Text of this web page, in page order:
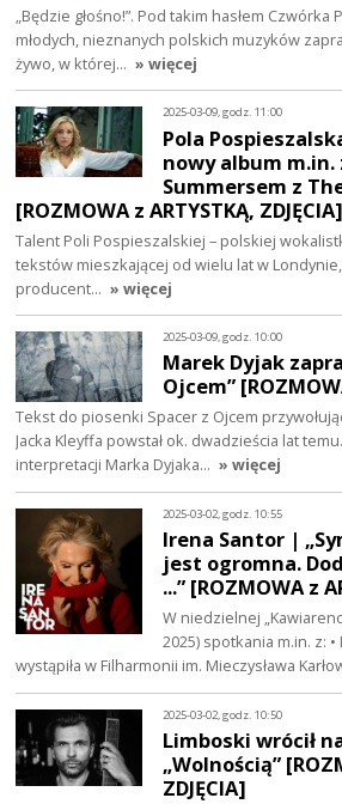
„Będzie głośno!”. Pod takim hasłem
młodych, nieznanych polskich muzyków
żywo, w której… » więcej
2025-03-09, godz. 11:00
Pola
nowy album m.in.
Summersem z
[ROZMOWA z ARTYSTKĄ, ZDJĘCIA]
Talent Poli Pospieszalskiej – polskiej
tekstów mieszkającej od wielu lat w
producent… » więcej
2025-03-09, godz. 10:00
Marek Dyjak
Ojcem”
Tekst do piosenki Spacer z Ojcem
Jacka Kleyffa powstał ok. dwadzieścia lat
interpretacji Marka Dyjaka… » więcej
2025-03-02, godz. 10:55
Irena Santor |
jest ogromna.
...” [ROZMOWA z
W niedzielnej
2025) spotkania m.in. z:
wystąpiła w Filharmonii im. Mieczysława
2025-03-02, godz. 10:50
Limboski wrócił
„Wolnością”
ZDJĘCIA]